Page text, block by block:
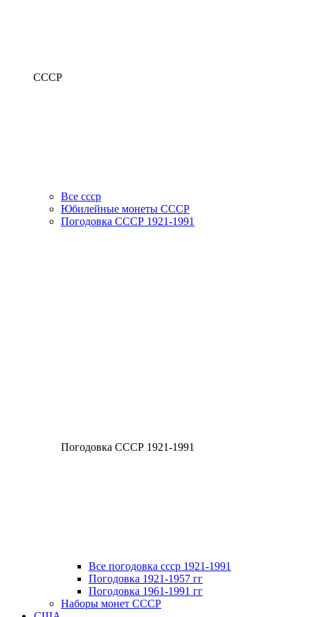
СССР
Все ссср
Юбилейные монеты СССР
Погодовка СССР 1921-1991
Погодовка СССР 1921-1991
Все погодовка ссср 1921-1991
Погодовка 1921-1957 гг
Погодовка 1961-1991 гг
Наборы монет СССР